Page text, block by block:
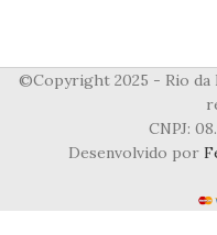
©Copyright 2025 - Rio da
CNPJ:
Desenvolvido por